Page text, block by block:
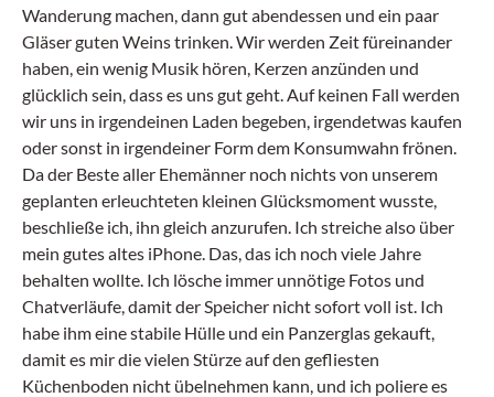
Wanderung machen, dann gut abendessen und ein paar
Gläser guten Weins trinken. Wir werden Zeit füreinander
haben, ein wenig Musik hören, Kerzen anzünden und
glücklich sein, dass es uns gut geht. Auf keinen Fall werden
wir uns in irgendeinen Laden begeben, irgendetwas kaufen
oder sonst in irgendeiner Form dem Konsumwahn frönen.
Da der Beste aller Ehemänner noch nichts von unserem
geplanten erleuchteten kleinen Glücksmoment wusste,
beschließe ich, ihn gleich anzurufen. Ich streiche also über
mein gutes altes iPhone. Das, das ich noch viele Jahre
behalten wollte. Ich lösche immer unnötige Fotos und
Chatverläufe, damit der Speicher nicht sofort voll ist. Ich
habe ihm eine stabile Hülle und ein Panzerglas gekauft,
damit es mir die vielen Stürze auf den gefliesten
Küchenboden nicht übelnehmen kann, und ich poliere es